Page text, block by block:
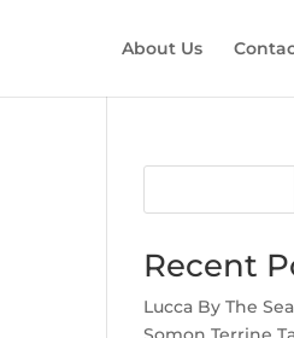
About Us
Recent
Lucca By The